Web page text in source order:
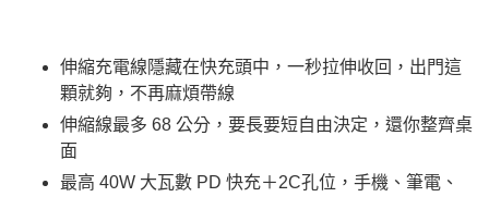
伸縮充電線隱藏在快充頭中，一秒拉伸收回，出門這
顆就夠，不再麻煩帶線
伸縮線最多 68 公分，要長要短自由決定，還你整齊桌
面
最高 40W 大瓦數 PD 快充＋2C孔位，手機、筆電、